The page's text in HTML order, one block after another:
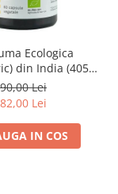
Ecologica
din India (405
BIO, 60
capsule
90,00 Lei
82,00 Lei
IN COS